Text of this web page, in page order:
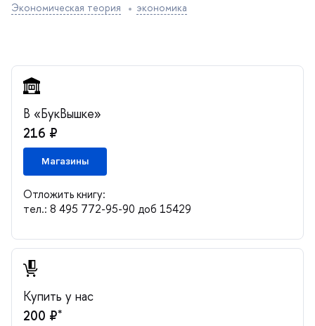
Экономическая теория экономика
«БукВышке»
216 ₽
Магазины
Отложить книгу:
тел.: 8 495 772-95-90 доб 15429
Купить у нас
200 ₽*